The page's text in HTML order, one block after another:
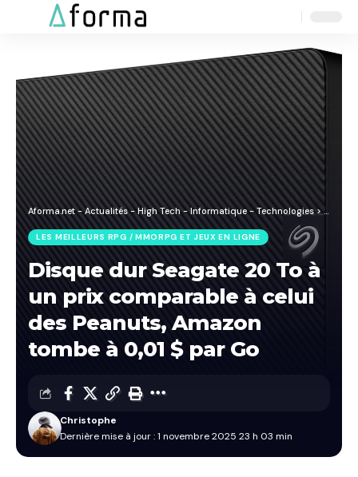
Resizer
Aforma.net - Actualités - High Tech - Informatique - Technologies>Blog
LES MEILLEURS RPG / MMORPG ET JEUX EN LIGNE
Disque dur Seagate 20 To à
un prix comparable à celui
des Peanuts, Amazon
tombe à 0,01 $ par Go
Dernière mise à jour : 1 novembre 2025 23 h 03 min
Christophe